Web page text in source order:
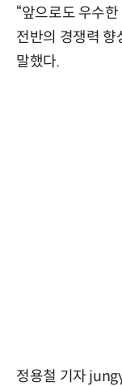
“앞으로도 우수
전반의 경쟁력 향
말했다.
정용철 기자